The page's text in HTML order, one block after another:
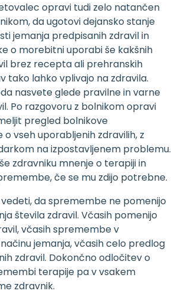
opravi tudi zelo natančen
da ugotovi dejansko stanje
jemanja predpisanih zdravil in
o morebitni uporabi še kakšnih
brez recepta ali prehranskih
tako lahko vplivajo na zdravila.
nasvete glede pravilne in varne
Po razgovoru z bolnikom opravi
pregled bolnikove
vseh uporabljenih zdravilih, z
na izpostavljenem problemu.
zdravniku mnenje o terapiji in
če se mu zdijo potrebne.
da spremembe ne pomenijo
števila zdravil. Včasih pomenijo
včasih spremembe v
jemanja, včasih celo predlog
zdravil. Dokončno odločitev o
terapije pa v vsakem
zdravnik.